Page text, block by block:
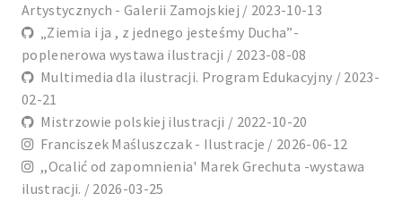
Artystycznych - Galerii Zamojskiej / 2023-10-13
„Ziemia i ja , z jednego jesteśmy Ducha”-
poplenerowa wystawa ilustracji / 2023-08-08
Multimedia dla ilustracji. Program Edukacyjny / 2023-
02-21
Mistrzowie polskiej ilustracji / 2022-10-20
Franciszek Maśluszczak - Ilustracje / 2026-06-12
,,Ocalić od zapomnienia' Marek Grechuta -wystawa
ilustracji. / 2026-03-25